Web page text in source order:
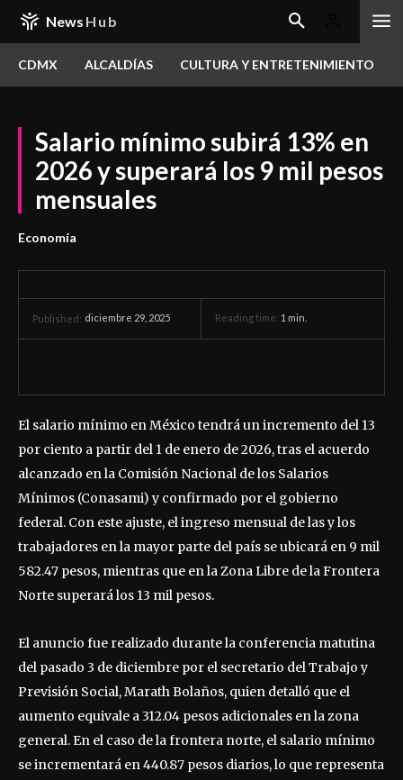
News Hub
CDMX ALCALDÍAS CULTURA Y ENTRETENIMIENTO
Salario mínimo subirá 13% en
2026 y superará los 9 mil pesos
mensuales
Economía
Published: diciembre 29, 2025 Reading time: 1 min.
El salario mínimo en México tendrá un incremento del 13
por ciento a partir del 1 de enero de 2026, tras el acuerdo
alcanzado en la Comisión Nacional de los Salarios
Mínimos (Conasami) y confirmado por el gobierno
federal. Con este ajuste, el ingreso mensual de las y los
trabajadores en la mayor parte del país se ubicará en 9 mil
582.47 pesos, mientras que en la Zona Libre de la Frontera
Norte superará los 13 mil pesos.
El anuncio fue realizado durante la conferencia matutina
del pasado 3 de diciembre por el secretario del Trabajo y
Previsión Social, Marath Bolaños, quien detalló que el
aumento equivale a 312.04 pesos adicionales en la zona
general. En el caso de la frontera norte, el salario mínimo
se incrementará en 440.87 pesos diarios, lo que representa